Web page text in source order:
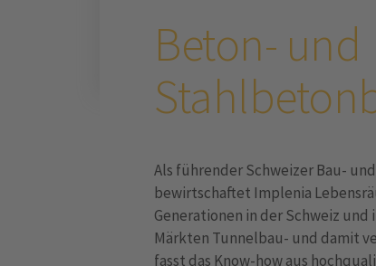
Beton- und
Als führender Schweizer Bau-
bewirtschaftet Implenia
Generationen in der Schweiz
Märkten Tunnelbau- und damit
fasst das Know-how aus